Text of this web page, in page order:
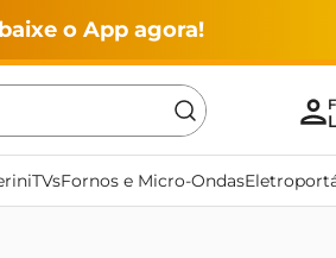
o App agora!
TVsFornos e Micro-Ondas